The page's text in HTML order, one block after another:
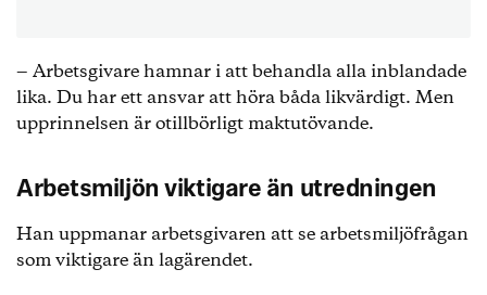
‒ Arbetsgivare hamnar i att behandla alla inblandade
lika. Du har ett ansvar att höra båda likvärdigt. Men
upprinnelsen är otillbörligt maktutövande.
Arbetsmiljön viktigare än utredningen
Han uppmanar arbetsgivaren att se arbetsmiljöfrågan
som viktigare än lagärendet.